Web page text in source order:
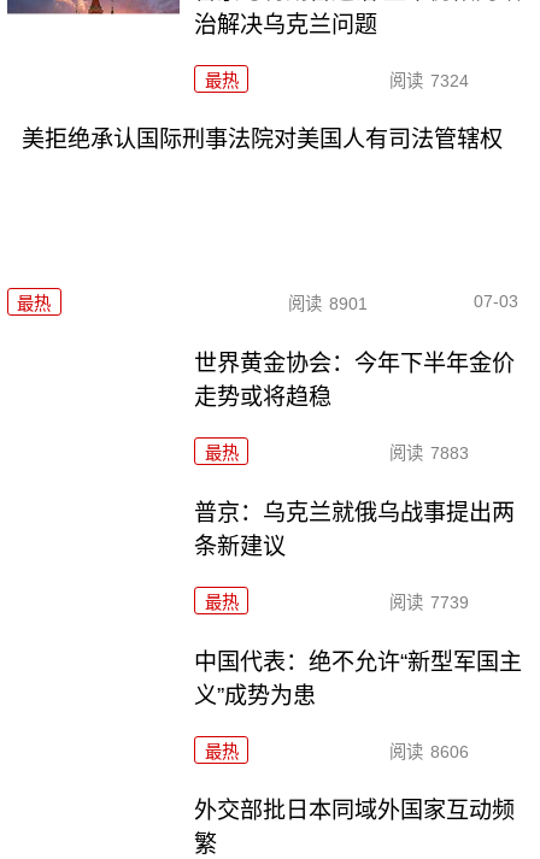
治解决乌克兰问题
最热 阅读 7324
美拒绝承认国际刑事法院对美国人有司法管辖权
最热 阅读 8901 07-03
世界黄金协会：今年下半年金价
走势或将趋稳
最热 阅读 7883
普京：乌克兰就俄乌战事提出两
条新建议
最热 阅读 7739
中国代表：绝不允许“新型军国主
义”成势为患
最热 阅读 8606
外交部批日本同域外国家互动频
繁